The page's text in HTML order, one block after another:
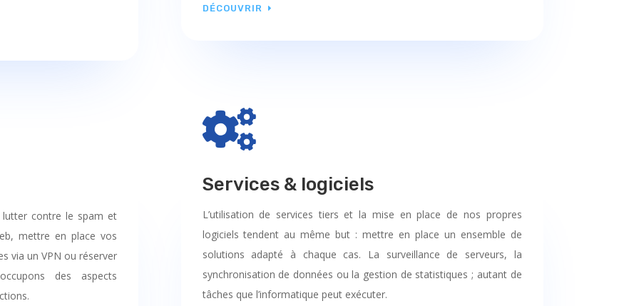
DÉCOUVRIR
contre le spam et
mettre en place vos
via un VPN ou réserver
des aspects

Services & logiciels
L’utilisation de services tiers et la mise en place de nos propres
logiciels tendent au même but : mettre en place un ensemble de
solutions adapté à chaque cas. La surveillance de serveurs, la
synchronisation de données ou la gestion de statistiques ; autant de
tâches que l’informatique peut exécuter.